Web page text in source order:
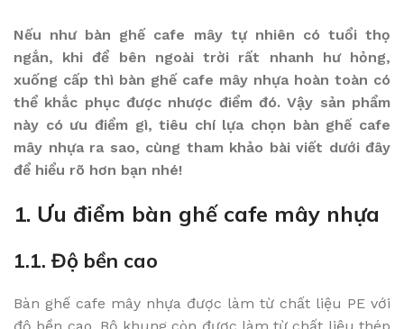
Nếu như bàn ghế cafe mây tự nhiên có tuổi thọ
ngắn, khi để bên ngoài trời rất nhanh hư hỏng,
xuống cấp thì bàn ghế cafe mây nhựa hoàn toàn có
thể khắc phục được nhược điểm đó. Vậy sản phẩm
này có ưu điểm gì, tiêu chí lựa chọn bàn ghế cafe
mây nhựa ra sao, cùng tham khảo bài viết dưới đây
để hiểu rõ hơn bạn nhé!
1. Ưu điểm bàn ghế cafe mây nhựa
1.1. Độ bền cao
Bàn ghế cafe mây nhựa được làm từ chất liệu PE với